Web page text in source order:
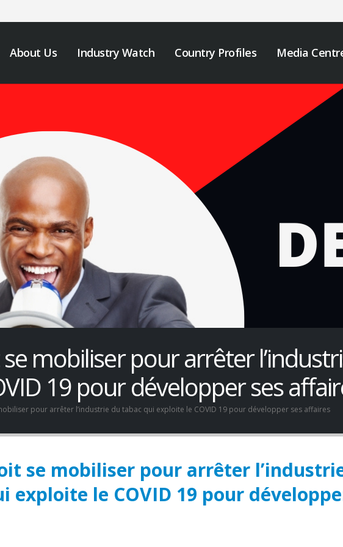
About Us Industry Watch Country Profiles Media
se mobiliser pour arrêter
19 pour développer ses
pour arrêter l’industrie du tabac qui exploite le COVID 19 pour développer ses affaires
se mobiliser pour arrêter
exploite le COVID 19 pour
We must take urgent
action to end tobacco
JOB VACANCY
ANNOUNCEMENT